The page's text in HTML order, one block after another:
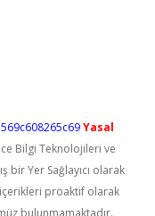
Yasal
Bilgi Teknolojileri ve
bir Yer Sağlayıcı olarak
proaktif olarak
bulunmamaktadır.